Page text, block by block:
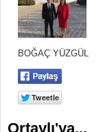
BOĞAÇ YÜZGÜL
Ortaylı'ya...